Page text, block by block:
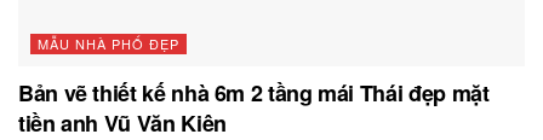
MẪU NHÀ PHỐ ĐẸP
Bản vẽ thiết kế nhà 6m 2 tầng mái Thái đẹp mặt
tiền anh Vũ Văn Kiên